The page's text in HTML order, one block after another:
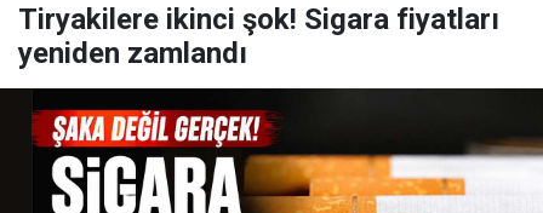
Tiryakilere ikinci şok! Sigara fiyatları
yeniden zamlandı